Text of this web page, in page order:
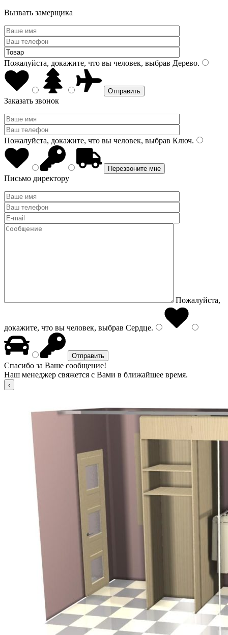
Вызвать замерщика
Пожалуйста, докажите, что вы человек, выбрав Дерево.
Заказать звонок
Пожалуйста, докажите, что вы человек, выбрав Ключ.
Письмо директору
Пожалуйста,
докажите, что вы человек, выбрав Сердце.
Спасибо за Ваше сообщение!
Наш менеджер свяжется с Вами в ближайшее время.